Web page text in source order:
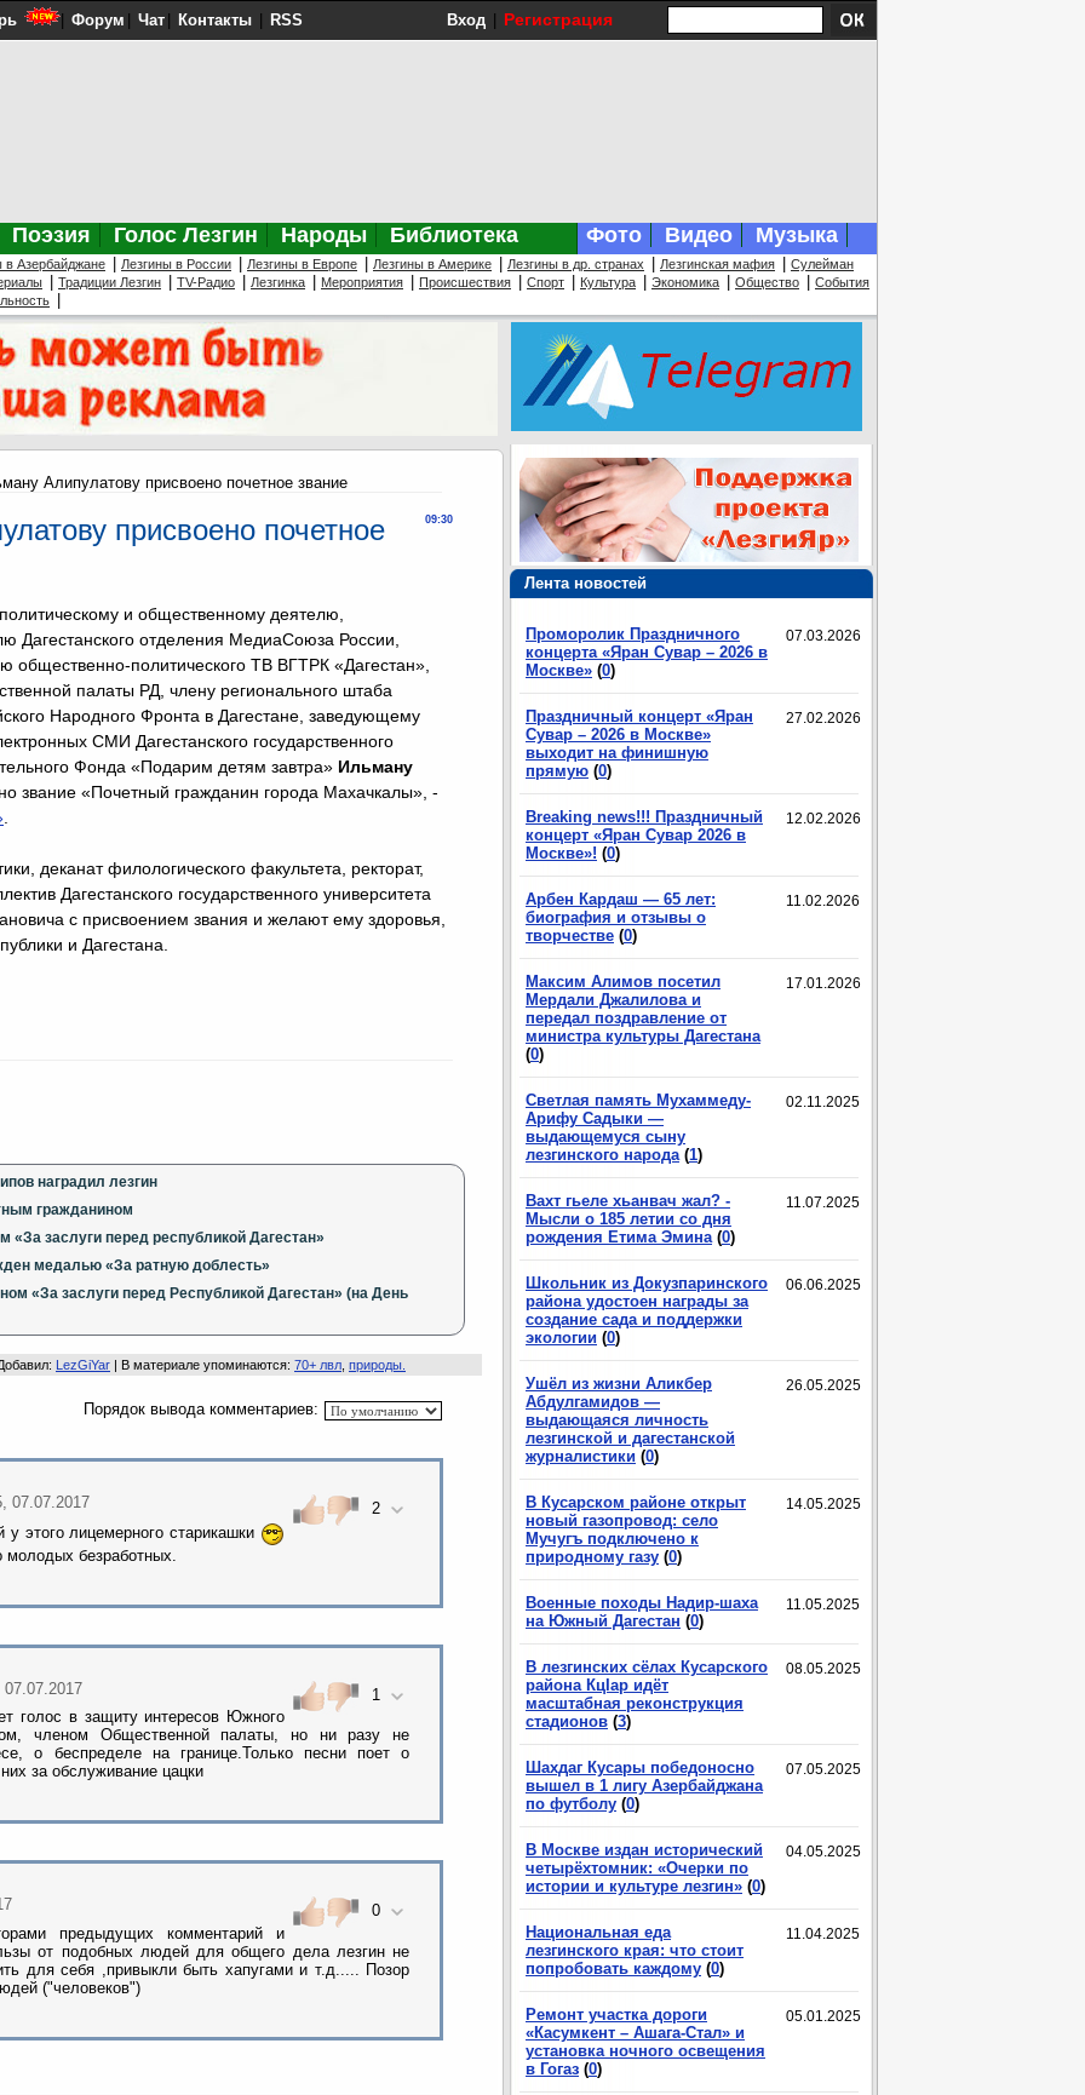
Форум Чат Контакты RSS Вход Регистрация
Поэзия Голос Лезгин Народы Библиотека Фото Видео Музыка
в Азербайджане Лезгины в России Лезгины в Европе Лезгины в Америке Лезгины в др. странах Лезгинская мафия
Сулейман
Традиции Лезгин TV-Радио Лезгинка Мероприятия Происшествия Спорт Культура Экономика Общество События
Лента новостей
07.03.2026
Проморолик Праздничного
концерта «Яран Сувар – 2026 в
Москве» (0)
27.02.2026
Праздничный концерт «Яран
Сувар – 2026 в Москве»
выходит на финишную
прямую (0)
12.02.2026
Breaking news!!! Праздничный
концерт «Яран Сувар 2026 в
Москве»! (0)
11.02.2026
Арбен Кардаш — 65 лет:
биография и отзывы о
творчестве (0)
17.01.2026
Максим Алимов посетил
Мердали Джалилова и
передал поздравление от
министра культуры Дагестана
(0)
02.11.2025
Светлая память Мухаммеду-
Арифу Садыки —
выдающемуся сыну
лезгинского народа (1)
11.07.2025
Вахт гьеле хьанвач жал? -
Мысли о 185 летии со дня
рождения Етима Эмина (0)
06.06.2025
Школьник из Докузпаринского
района удостоен награды за
создание сада и поддержки
экологии (0)
26.05.2025
Ушёл из жизни Аликбер
Абдулгамидов —
выдающаяся личность
лезгинской и дагестанской
журналистики (0)
14.05.2025
В Кусарском районе открыт
новый газопровод: село
Мучугъ подключено к
природному газу (0)
11.05.2025
Военные походы Надир-шаха
на Южный Дагестан (0)
08.05.2025
В лезгинских сёлах Кусарского
района КцIар идёт
масштабная реконструкция
стадионов (3)
07.05.2025
Шахдаг Кусары победоносно
вышел в 1 лигу Азербайджана
по футболу (0)
04.05.2025
В Москве издан исторический
четырёхтомник: «Очерки по
истории и культуре лезгин» (0)
11.04.2025
Национальная еда
лезгинского края: что стоит
попробовать каждому (0)
05.01.2025
Ремонт участка дороги
«Касумкент – Ашага-Стал» и
установка ночного освещения
в Гогаз (0)
Алипулатову присвоено почетное звание
09:30
присвоено почетное
и общественному деятелю,
Дагестанского отделения МедиаСоюза России,
общественно-политического ТВ ВГТРК «Дагестан»,
палаты РД, члену регионального штаба
Народного Фронта в Дагестане, заведующему
СМИ Дагестанского государственного
Фонда «Подарим детям завтра» Ильману
звание «Почетный гражданин города Махачкалы», -
деканат филологического факультета, ректорат,
Дагестанского государственного университета
с присвоением звания и желают ему здоровья,
и Дагестана.
наградил лезгин
гражданином
«За заслуги перед республикой Дагестан»
медалью «За ратную доблесть»
«За заслуги перед Республикой Дагестан» (на День
: LezGiYar | В материале упоминаются: 70+ лвл природы.
Порядок вывода комментариев:
2
07.07.2017
этого лицемерного старикашки
молодых безработных.
1
07.07.2017
голос в защиту интересов Южного
членом Общественной палаты, но ни разу не
о беспределе на границе.Только песни поет о
за обслуживание цацки
0
предыдущих комментарий и
от подобных людей для общего дела лезгин не
для себя ,привыкли быть хапугами и т.д..... Позор
("человеков")